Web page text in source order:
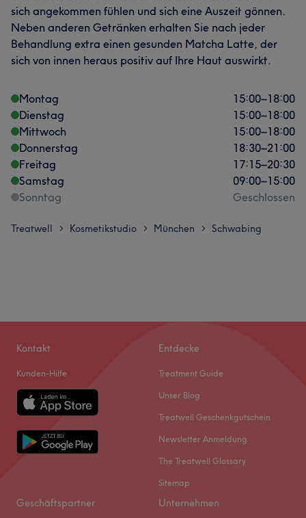
sich angekommen fühlen und sich eine Auszeit gönnen.
Neben anderen Getränken erhalten Sie nach jeder
Behandlung extra einen gesunden Matcha Latte, der
sich von innen heraus positiv auf Ihre Haut auswirkt.
Montag 15:00–18:00
Dienstag
15:00–18:00
Mittwoch
15:00–18:00
Donnerstag
18:30–21:00
Freitag
17:15–20:30
Samstag
09:00–15:00
Sonntag
Geschlossen
Treatwell > Kosmetikstudio > München > Schwabing
Kontakt
Kunden-Hilfe
Entdecke
Treatment Guide
Unser Blog
Treatwell Geschenkgutschein
Newsletter Anmeldung
The Treatwell Glossary
Sitemap
Geschäftspartner Unternehmen